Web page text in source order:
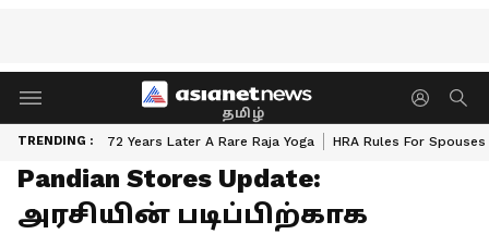
தமிழ்
TRENDING : 72 Years Later A Rare Raja Yoga HRA Rules For Spouses
Pandian Stores Update:
அரசியின் படிப்பிற்காக